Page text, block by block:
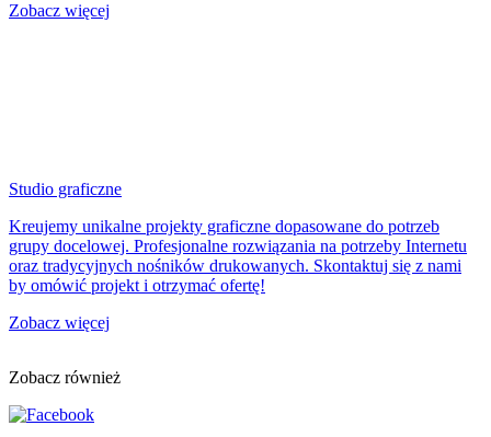
Zobacz więcej
Studio graficzne
Kreujemy unikalne projekty graficzne dopasowane do potrzeb
grupy docelowej. Profesjonalne rozwiązania na potrzeby Internetu
oraz tradycyjnych nośników drukowanych. Skontaktuj się z nami
by omówić projekt i otrzymać ofertę!
Zobacz więcej
Zobacz również